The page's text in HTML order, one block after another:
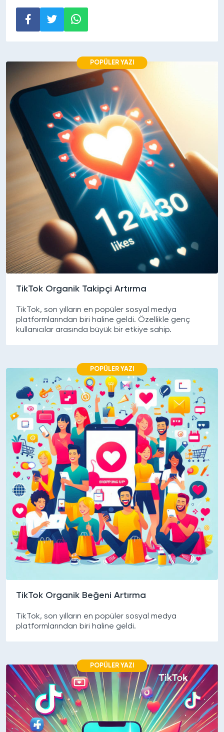
POPÜLER YAZI
TikTok Organik Takipçi Artırma
TikTok, son yılların en popüler sosyal medya
platformlarından biri haline geldi. Özellikle genç
kullanıcılar arasında büyük bir etkiye sahip.
POPÜLER YAZI
TikTok Organik Beğeni Artırma
TikTok, son yılların en popüler sosyal medya
platformlarından biri haline geldi.
POPÜLER YAZI